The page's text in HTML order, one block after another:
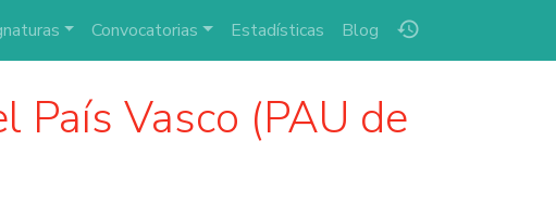
history
Convocatorias Estadísticas Blog
País Vasco (PAU de